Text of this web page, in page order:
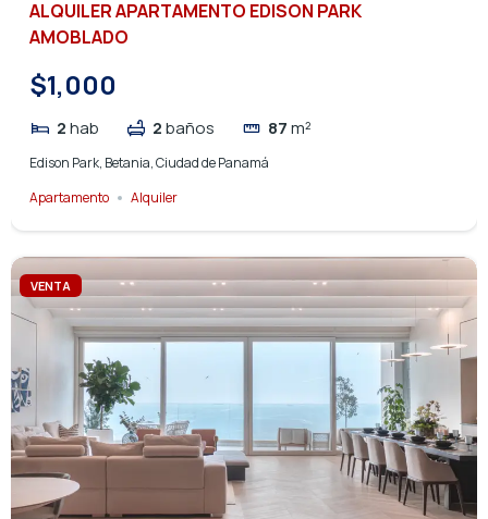
ALQUILER APARTAMENTO EDISON PARK
AMOBLADO
$1,000
2hab 2baños 87m²
Edison Park, Betania, Ciudad de Panamá
Apartamento
Alquiler
VENTA